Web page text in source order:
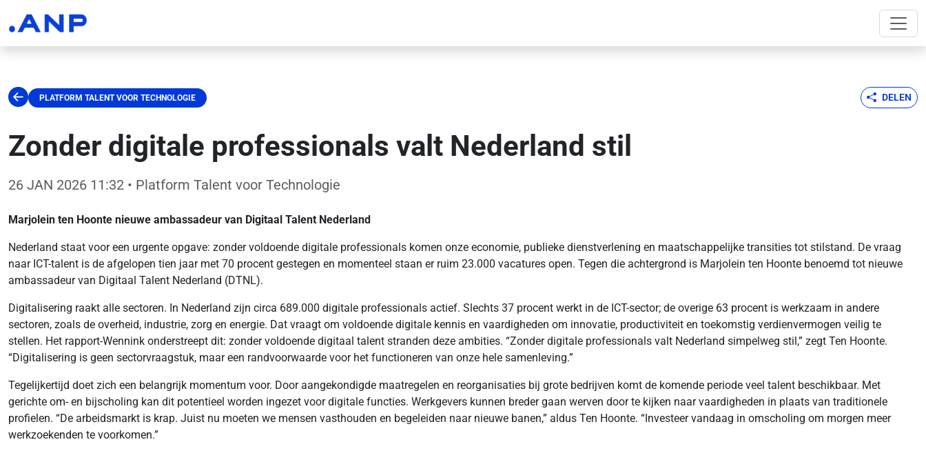
PLATFORM TALENT VOOR TECHNOLOGIE DELEN
Zonder digitale professionals valt Nederland stil
26 JAN 2026 11:32 • Platform Talent voor Technologie
Marjolein ten Hoonte nieuwe ambassadeur van Digitaal Talent Nederland
Nederland staat voor een urgente opgave: zonder voldoende digitale professionals komen onze economie, publieke dienstverlening en maatschappelijke transities tot stilstand. De vraag
naar ICT-talent is de afgelopen tien jaar met 70 procent gestegen en momenteel staan er ruim 23.000 vacatures open. Tegen die achtergrond is Marjolein ten Hoonte benoemd tot nieuwe
ambassadeur van Digitaal Talent Nederland (DTNL).
Digitalisering raakt alle sectoren. In Nederland zijn circa 689.000 digitale professionals actief. Slechts 37 procent werkt in de ICT-sector; de overige 63 procent is werkzaam in andere
sectoren, zoals de overheid, industrie, zorg en energie. Dat vraagt om voldoende digitale kennis en vaardigheden om innovatie, productiviteit en toekomstig verdienvermogen veilig te
stellen. Het rapport-Wennink onderstreept dit: zonder voldoende digitaal talent stranden deze ambities. “Zonder digitale professionals valt Nederland simpelweg stil,” zegt Ten Hoonte.
“Digitalisering is geen sectorvraagstuk, maar een randvoorwaarde voor het functioneren van onze hele samenleving.”
Tegelijkertijd doet zich een belangrijk momentum voor. Door aangekondigde maatregelen en reorganisaties bij grote bedrijven komt de komende periode veel talent beschikbaar. Met
gerichte om- en bijscholing kan dit potentieel worden ingezet voor digitale functies. Werkgevers kunnen breder gaan werven door te kijken naar vaardigheden in plaats van traditionele
profielen. “De arbeidsmarkt is krap. Juist nu moeten we mensen vasthouden en begeleiden naar nieuwe banen,” aldus Ten Hoonte. “Investeer vandaag in omscholing om morgen meer
werkzoekenden te voorkomen.”